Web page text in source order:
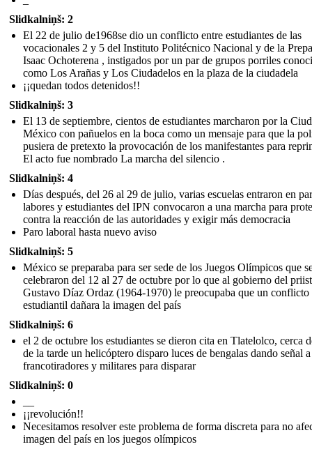
Slidkalniņš: 2
El 22 de julio de1968se dio un conflicto entre estudiantes de las
vocacionales 2 y 5 del Instituto Politécnico Nacional y de la
Isaac Ochoterena , instigados por un par de grupos porriles
como Los Arañas y Los Ciudadelos en la plaza de la ciudadela
¡¡quedan todos detenidos!!
Slidkalniņš: 3
El 13 de septiembre, cientos de estudiantes marcharon por la
México con pañuelos en la boca como un mensaje para que la
pusiera de pretexto la provocación de los manifestantes para
El acto fue nombrado La marcha del silencio .
Slidkalniņš: 4
Días después, del 26 al 29 de julio, varias escuelas entraron en
labores y estudiantes del IPN convocaron a una marcha para
contra la reacción de las autoridades y exigir más democracia
Paro laboral hasta nuevo aviso
Slidkalniņš: 5
México se preparaba para ser sede de los Juegos Olímpicos que
celebraron del 12 al 27 de octubre por lo que al gobierno del
Gustavo Díaz Ordaz (1964-1970) le preocupaba que un conflicto
estudiantil dañara la imagen del país
Slidkalniņš: 6
el 2 de octubre los estudiantes se dieron cita en Tlatelolco, cerca
de la tarde un helicóptero disparo luces de bengalas dando señal
francotiradores y militares para disparar
Slidkalniņš: 0
¡¡revolución!!
Necesitamos resolver este problema de forma discreta para no
imagen del país en los juegos olímpicos